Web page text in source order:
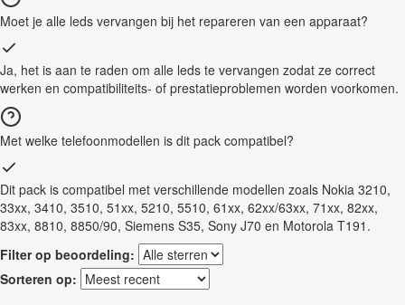
Moet je alle leds vervangen bij het repareren van een apparaat?
Ja, het is aan te raden om alle leds te vervangen zodat ze correct
werken en compatibiliteits- of prestatieproblemen worden voorkomen.
Met welke telefoonmodellen is dit pack compatibel?
Dit pack is compatibel met verschillende modellen zoals Nokia 3210,
33xx, 3410, 3510, 51xx, 5210, 5510, 61xx, 62xx/63xx, 71xx, 82xx,
83xx, 8810, 8850/90, Siemens S35, Sony J70 en Motorola T191.
Filter op beoordeling:
Sorteren op: